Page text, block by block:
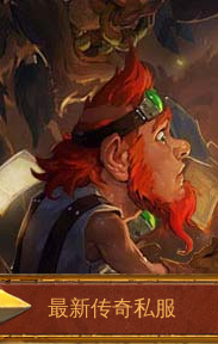
最新传奇私服